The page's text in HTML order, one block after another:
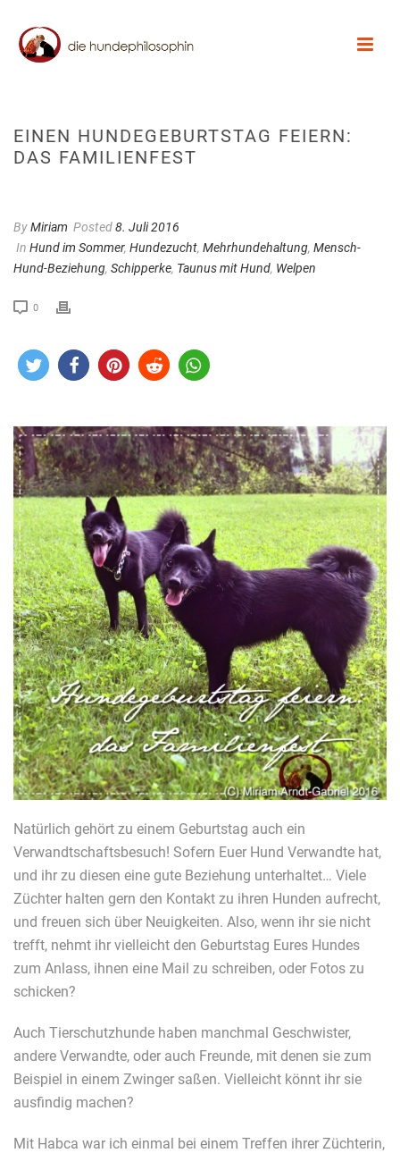
EINEN HUNDEGEBURTSTAG FEIERN:
DAS FAMILIENFEST
ByMiriam Posted8. Juli 2016
In Hund im Sommer, Hundezucht, Mehrhundehaltung, Mensch-
Hund-Beziehung, Schipperke, Taunus mit Hund, Welpen
0
Natürlich gehört zu einem Geburtstag auch ein
Verwandtschaftsbesuch! Sofern Euer Hund Verwandte hat,
und ihr zu diesen eine gute Beziehung unterhaltet… Viele
Züchter halten gern den Kontakt zu ihren Hunden aufrecht,
und freuen sich über Neuigkeiten. Also, wenn ihr sie nicht
trefft, nehmt ihr vielleicht den Geburtstag Eures Hundes
zum Anlass, ihnen eine Mail zu schreiben, oder Fotos zu
schicken?
Auch Tierschutzhunde haben manchmal Geschwister,
andere Verwandte, oder auch Freunde, mit denen sie zum
Beispiel in einem Zwinger saßen. Vielleicht könnt ihr sie
ausfindig machen?
Mit Habca war ich einmal bei einem Treffen ihrer Züchterin,